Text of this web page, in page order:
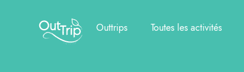
Outtrip Outtrips Toutes les activités